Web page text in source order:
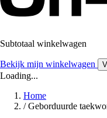
Subtotaal winkelwagen
Bekijk mijn winkelwagen
Loading...
Home
/ Geborduurde